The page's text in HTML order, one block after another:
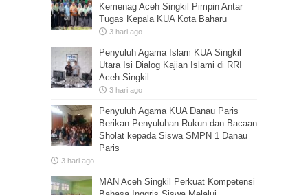
Kemenag Aceh Singkil Pimpin Antar
Tugas Kepala KUA Kota Baharu
3 hari ago
Penyuluh Agama Islam KUA Singkil
Utara Isi Dialog Kajian Islami di RRI
Aceh Singkil
3 hari ago
Penyuluh Agama KUA Danau Paris
Berikan Penyuluhan Rukun dan Bacaan
Sholat kepada Siswa SMPN 1 Danau
Paris
3 hari ago
MAN Aceh Singkil Perkuat Kompetensi